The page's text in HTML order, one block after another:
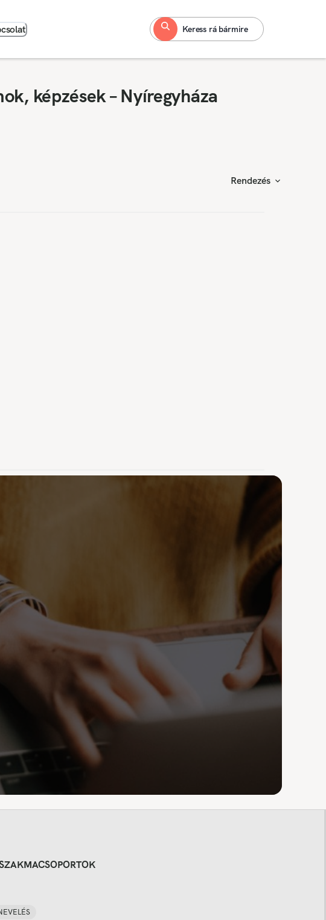
Keress rá bármire
képzések – Nyíregyháza
Rendezés